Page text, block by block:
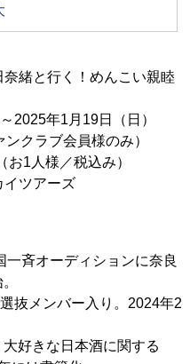
緒と行く！めんこい親睦
2025年1月19日（日）
クラブ会員様のみ）
1人様／税込み）
イツアーズ
斉オーディションに奈良
抜メンバー入り。2024年2
好きな日本酒に関する